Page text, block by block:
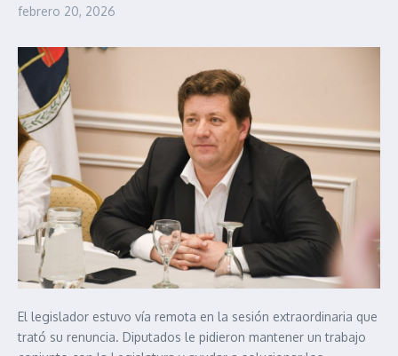
febrero 20, 2026
El legislador estuvo vía remota en la sesión extraordinaria que
trató su renuncia. Diputados le pidieron mantener un trabajo